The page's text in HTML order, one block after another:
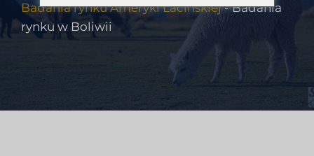
Badania rynku Ameryki Łacińskiej-Badania
rynku w Boliwii